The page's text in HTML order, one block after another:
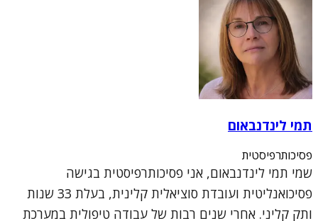
תמי לינדנבאום
פסיכותרפיסטית
שמי תמי לינדנבאום, אני פסיכותרפיסטית בגישה
פסיכואנליטית ועובדת סוציאלית קלינית, בעלת 33 שנות
ותק קליני. אחרי שנים רבות של עבודה טיפולית במערכת